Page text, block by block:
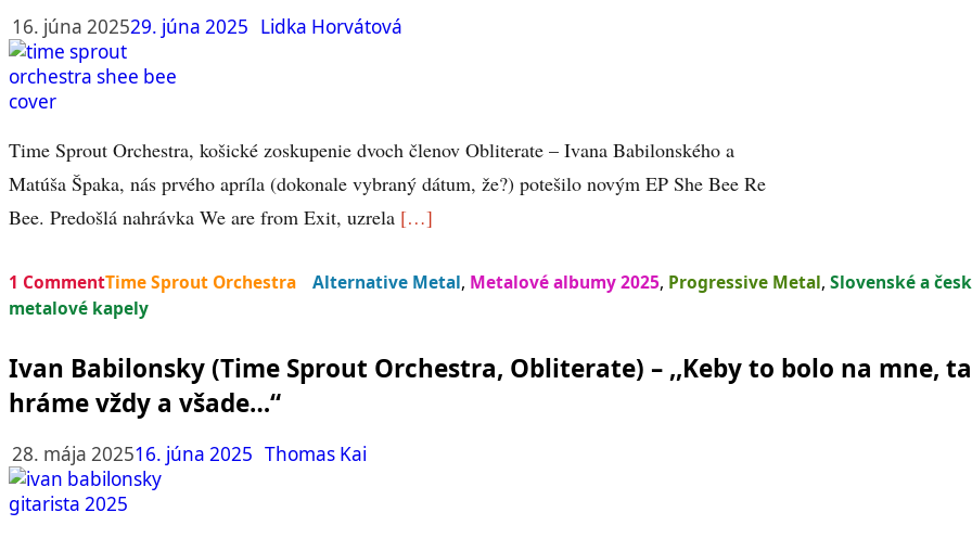
16. júna 202529. júna 2025 Lidka Horvátová
Time Sprout Orchestra, košické zoskupenie dvoch členov Obliterate – Ivana Babilonského a
Matúša Špaka, nás prvého apríla (dokonale vybraný dátum, že?) potešilo novým EP She Bee Re
Bee. Predošlá nahrávka We are from Exit, uzrela […]
1 CommentTime Sprout Orchestra Alternative Metal, Metalové albumy 2025, Progressive Metal, Slovenské a
metalové kapely
Ivan Babilonsky (Time Sprout Orchestra, Obliterate) – ,,Keby to bolo na mne,
hráme vždy a všade…“
28. mája 202516. júna 2025 Thomas Kai